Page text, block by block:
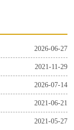
2026-06-27
2021-11-29
2026-07-14
2021-06-21
2021-05-27